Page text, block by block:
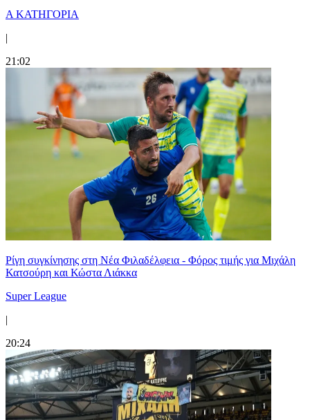
Α ΚΑΤΗΓΟΡΙΑ
|
21:02
Ρίγη συγκίνησης στη Νέα Φιλαδέλφεια - Φόρος τιμής για Μιχάλη
Κατσούρη και Κώστα Λιάκκα
Super League
|
20:24